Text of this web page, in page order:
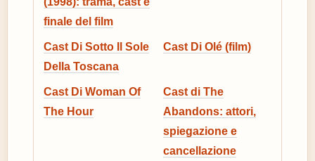
finale del film
Cast Di Sotto Il Sole
Della Toscana
Cast Di Olé (film)
Cast Di Woman Of
The Hour
Cast di The
Abandons: attori,
spiegazione e
cancellazione